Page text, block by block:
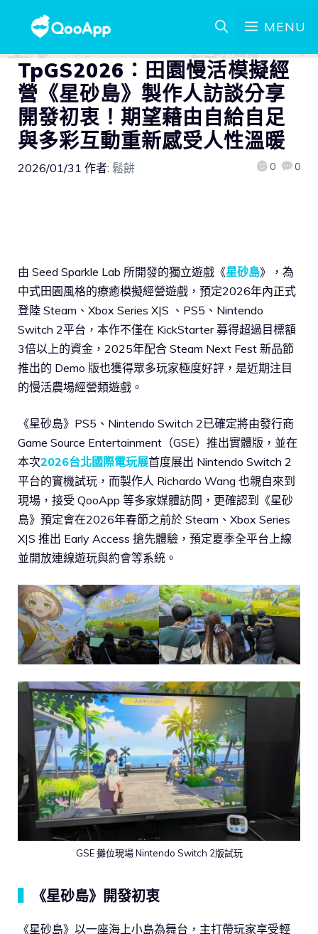
MENU
TpGS2026：田園慢活模擬經
營《星砂島》製作人訪談分享
開發初衷！期望藉由自給自足
與多彩互動重新感受人性溫暖
2026/01/31 作者: 鬆餅 0 0
由 Seed Sparkle Lab 所開發的獨立遊戲《星砂島》，為
中式田園風格的療癒模擬經營遊戲，預定2026年內正式
登陸 Steam、Xbox Series X|S 、PS5、Nintendo
Switch 2平台，本作不僅在 KickStarter 募得超過目標額
3倍以上的資金，2025年配合 Steam Next Fest 新品節
推出的 Demo 版也獲得眾多玩家極度好評，是近期注目
的慢活農場經營類遊戲。
《星砂島》PS5、Nintendo Switch 2已確定將由發行商
Game Source Entertainment（GSE）推出實體版，並在
本次2026台北國際電玩展首度展出 Nintendo Switch 2
平台的實機試玩，而製作人 Richardo Wang 也親自來到
現場，接受 QooApp 等多家媒體訪問，更確認到《星砂
島》預定會在2026年春節之前於 Steam、Xbox Series
X|S 推出 Early Access 搶先體驗，預定夏季全平台上線
並開放連線遊玩與約會等系統。
GSE 攤位現場 Nintendo Switch 2版試玩
《星砂島》開發初衷
《星砂島》以一座海上小島為舞台，主打帶玩家享受輕